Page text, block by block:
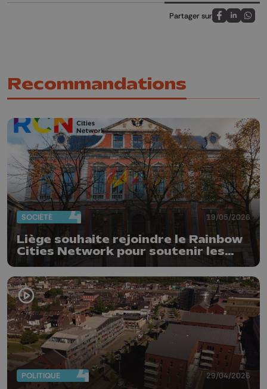
Partager sur
Partagez sur
Partagez
Recommandations
SOCIÉTÉ 19/05/2026
Liège souhaite rejoindre le Rainbow
Cities Network pour soutenir les
POLITIQUE 29/04/2026